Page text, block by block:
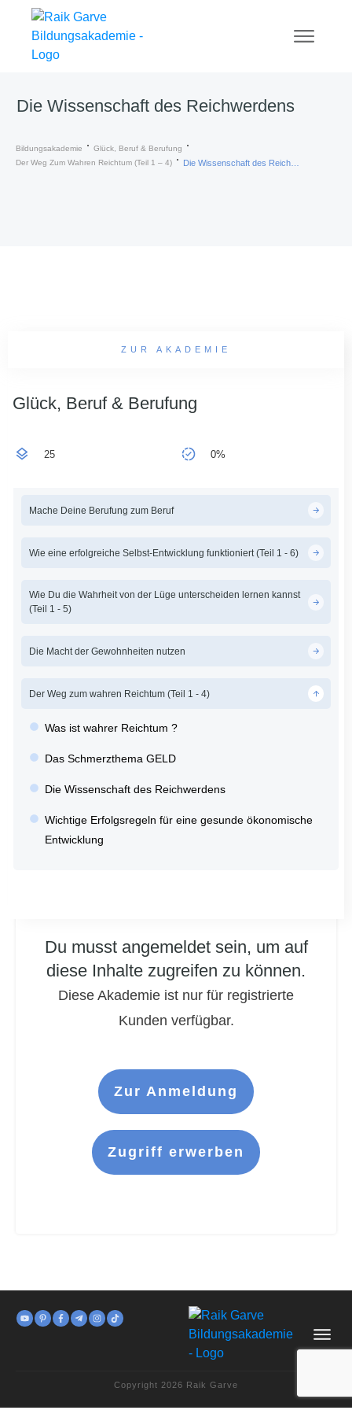
Die Wissenschaft des Reichwerdens
Bildungsakademie
Glück, Beruf & Berufung
Der Weg Zum Wahren Reichtum (Teil 1 – 4)
Du musst angemeldet sein, um auf
diese Inhalte zugreifen zu können.
Diese Akademie ist nur für registrierte
Kunden verfügbar.
Zur Anmeldung
Zugriff erwerben
ZUR AKADEMIE
Glück, Beruf & Berufung
25 0%
Mache Deine Berufung zum Beruf
Wie eine erfolgreiche Selbst-Entwicklung funktioniert (Teil 1 - 6)
Wie Du die Wahrheit von der Lüge unterscheiden lernen kannst
(Teil 1 - 5)
Die Macht der Gewohnheiten nutzen
Der Weg zum wahren Reichtum (Teil 1 - 4)
Was ist wahrer Reichtum ?
Das Schmerzthema GELD
Die Wissenschaft des Reichwerdens
Wichtige Erfolgsregeln für eine gesunde ökonomische
Entwicklung
Copyright 2026 Raik Garve